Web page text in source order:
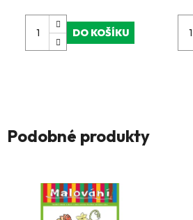
DO KOŠÍKU
Podobné produkty